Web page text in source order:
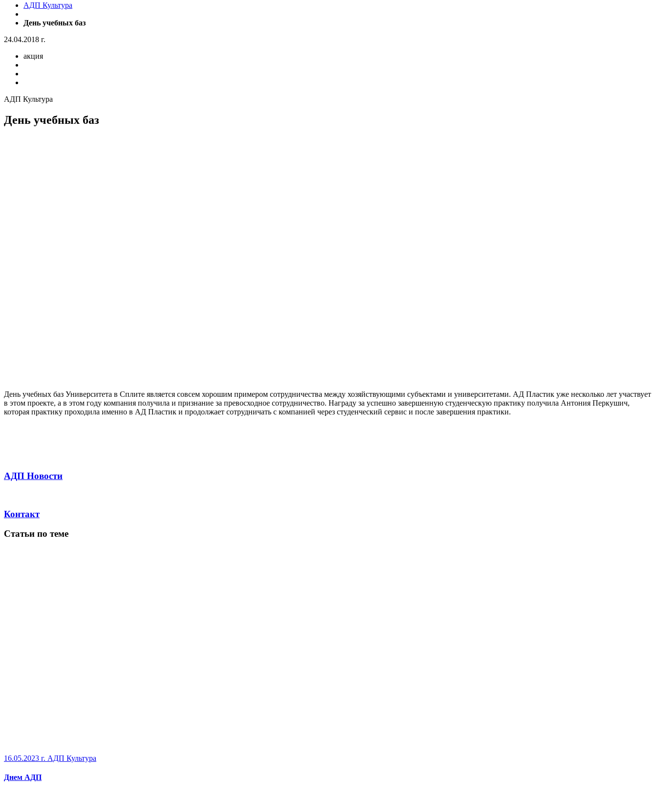
AДП Культура
День учебных баз
24.04.2018 г.
акция
АДП Культура
День учебных баз
День учебных баз Университета в Сплите является совсем хорошим примером сотрудничества между хозяйствующими субъектами и университетами. АД Пластик уже несколько лет участвует
в этом проекте, а в этом году компания получила и признание за превосходное сотрудничество. Награду за успешно завершенную студенческую практику получила Антония Перкушич,
которая практику проходила именно в АД Пластик и продолжает сотрудничать с компанией через студенческий сервис и после завершения практики.
АДП Новости
Контакт
Статьи по теме
16.05.2023 г. АДП Культура
Днем АДП